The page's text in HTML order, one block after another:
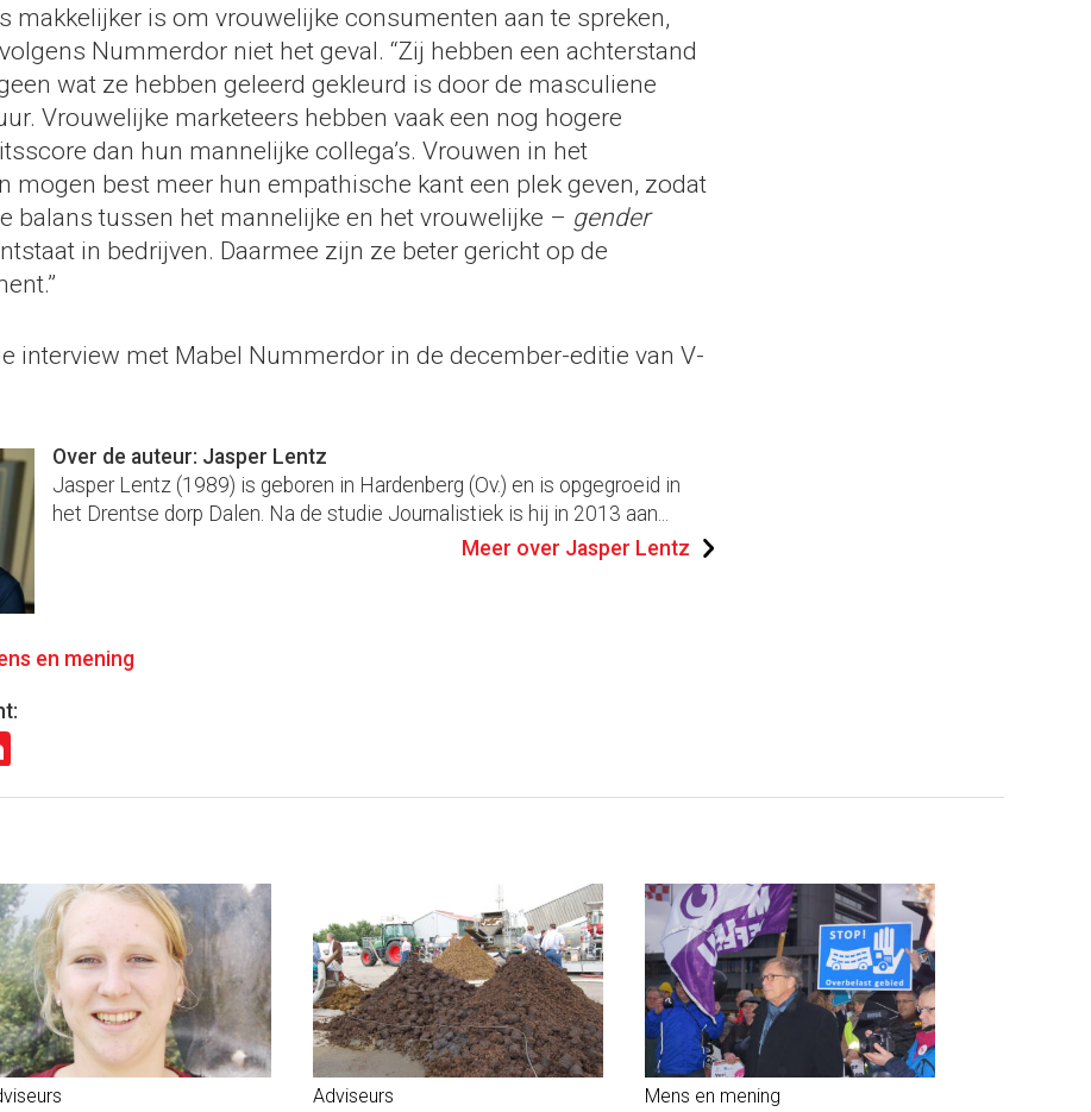
makkelijker is om vrouwelijke consumenten aan te spreken,
Nummerdor niet het geval. “Zij hebben een achterstand
wat ze hebben geleerd gekleurd is door de masculiene
Vrouwelijke marketeers hebben vaak een nog hogere
dan hun mannelijke collega’s. Vrouwen in het
mogen best meer hun empathische kant een plek geven, zodat
balans tussen het mannelijke en het vrouwelijke – gender
in bedrijven. Daarmee zijn ze beter gericht op de
interview met Mabel Nummerdor in de december-editie van V-
Over de auteur: Jasper Lentz
Jasper Lentz (1989) is geboren in Hardenberg (Ov.) en is opgegroeid in
het Drentse dorp Dalen. Na de studie Journalistiek is hij in 2013 aan...
Meer over Jasper Lentz
en mening
Adviseurs Mens en mening